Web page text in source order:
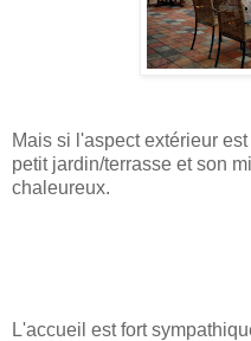
Mais si l'aspect extérieur
petit jardin/terrasse et son
chaleureux.
L'accueil est fort